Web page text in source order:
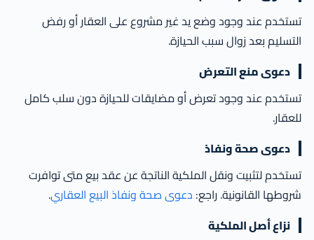
تستخدم عند وجود وضع يد غير مشروع على العقار أو رفض
التسليم بعد زوال سبب الحيازة.
دعوى منع التعرض
تستخدم عند وجود تعرض أو مضايقات للحيازة دون سلب كامل
للعقار.
دعوى صحة ونفاذ
تستخدم لتثبيت ونقل الملكية الناتجة عن عقد بيع متى توافرت
شروطها القانونية. راجع: دعوى صحة ونفاذ البيع العقاري.
نزاع أصل الملكية